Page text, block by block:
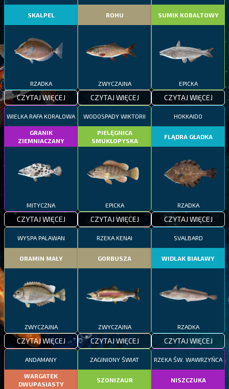
SKALPEL
RZADKA
CZYTAJ WIĘCEJ
ROHU
ZWYCZAJNA
CZYTAJ WIĘCEJ
SUMIK KOBALTOWY
EPICKA
CZYTAJ WIĘCEJ
WIELKA RAFA KORALOWA
GRANIK
ZIEMNIACZANY
MITYCZNA
CZYTAJ WIĘCEJ
WODOSPADY WIKTORII
PIELĘGNICA
SMUKŁOPYSKA
EPICKA
CZYTAJ WIĘCEJ
HOKKAIDO
FLĄDRA GŁADKA
RZADKA
CZYTAJ WIĘCEJ
WYSPA PALAWAN
ORAMIN MAŁY
ZWYCZAJNA
CZYTAJ WIĘCEJ
RZEKA KENAI
GORBUSZA
ZWYCZAJNA
CZYTAJ WIĘCEJ
SVALBARD
WIDLAK BIAŁAWY
RZADKA
CZYTAJ WIĘCEJ
ANDAMANY
WARGATEK
DWUPASIASTY
ZAGINIONY ŚWIAT
SZONIZAUR
RZEKA ŚW. WAWRZYŃCA
NISZCZUKA